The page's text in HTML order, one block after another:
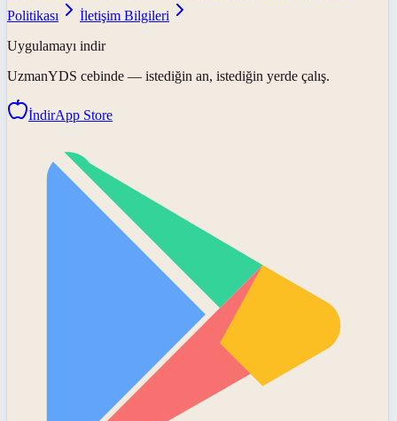
Politikası
İletişim Bilgileri
Uygulamayı indir
UzmanYDS cebinde — istediğin an, istediğin yerde çalış.
İndirApp Store